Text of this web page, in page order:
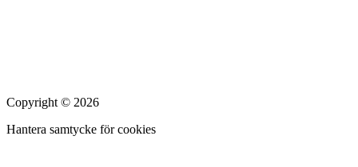
Copyright © 2026
Hantera samtycke för cookies